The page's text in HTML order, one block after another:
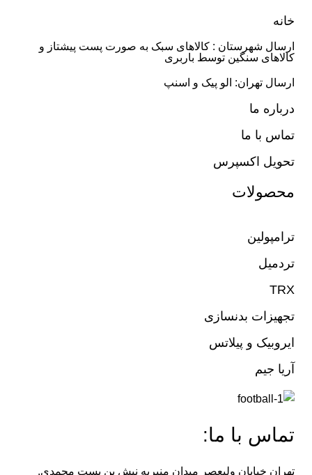
خانه
ارسال شهرستان : کالاهای سبک به صورت پست پیشتاز و
کالاهای سنگین توسط باربری
ارسال تهران: الو پیک و اسنپ
درباره ما
تماس با ما
تحویل اکسپرس
محصولات
ترامپولین
تردمیل
TRX
تجهیزات بدنسازی
ایروبیک و پیلاتس
آریا جیم
تماس با ما:
تهران خیابان ولیعصر میدان منیریه نبش بن بست محمدی.